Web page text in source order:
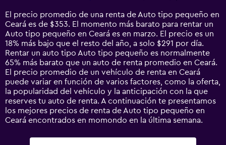
14
categories.
The
chart
has
1
Y
axis
displaying
values.
Range:
0
to
El precio promedio de una renta de Auto tipo pequeño en
Ceará es de $353. El momento más barato para rentar un
Auto tipo pequeño en Ceará es en marzo. El precio es un
18% más bajo que el resto del año, a solo $291 por día.
Rentar un auto tipo Auto tipo pequeño es normalmente
65% más barato que un auto de renta promedio en Ceará.
El precio promedio de un vehículo de renta en Ceará
puede variar en función de varios factores, como la oferta,
la popularidad del vehículo y la anticipación con la que
reserves tu auto de renta. A continuación te presentamos
los mejores precios de renta de Auto tipo pequeño en
Ceará encontrados en momondo en la última semana.